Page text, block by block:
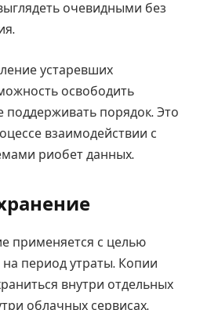
очевидными без
устаревших
освободить
поддерживать порядок. Это
взаимодействии с
риобет данных.
применяется с целью
период утраты. Копии
внутри отдельных
облачных сервисах.